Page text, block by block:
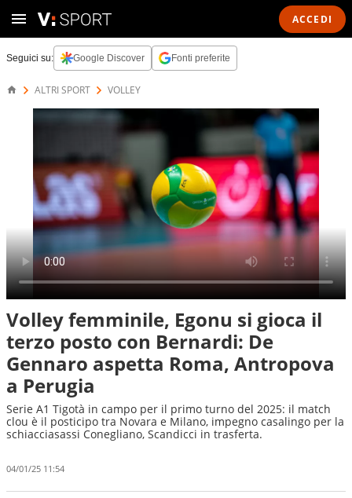
ACCEDI
Seguici su: Google Discover Fonti preferite
ALTRI SPORT VOLLEY
Volley femminile, Egonu si gioca il
terzo posto con Bernardi: De
Gennaro aspetta Roma, Antropova
a Perugia
Serie A1 Tigotà in campo per il primo turno del 2025: il match
clou è il posticipo tra Novara e Milano, impegno casalingo per la
schiacciasassi Conegliano, Scandicci in trasferta.
04/01/25 11:54